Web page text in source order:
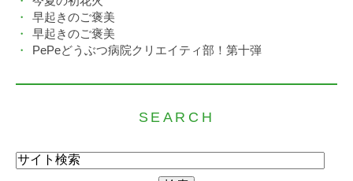
早起きのご褒美
早起きのご褒美
PePeどうぶつ病院クリエイティ部！第十弾
SEARCH